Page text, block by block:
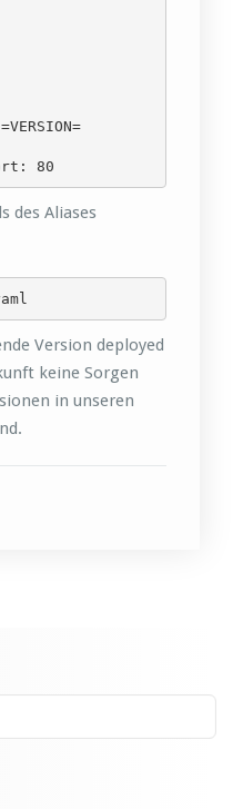
80
des Aliases
Version deployed
keine Sorgen
in unseren